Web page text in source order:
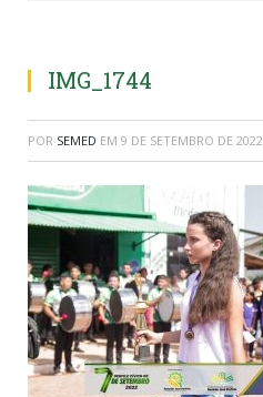
IMG_1744
POR SEMED EM 9 DE SETEMBRO DE 2022